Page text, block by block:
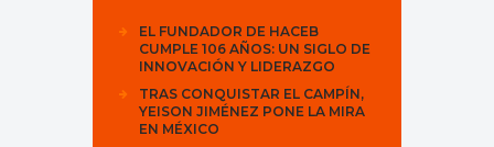
EL FUNDADOR DE HACEB
CUMPLE 106 AÑOS: UN SIGLO DE
INNOVACIÓN Y LIDERAZGO
TRAS CONQUISTAR EL CAMPÍN,
YEISON JIMÉNEZ PONE LA MIRA
EN MÉXICO